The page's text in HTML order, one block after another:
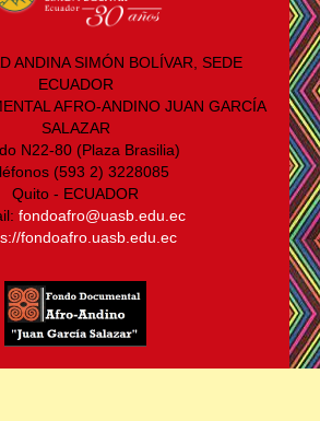
ANDINA SIMÓN BOLÍVAR, SEDE
ECUADOR
AFRO-ANDINO JUAN GARCÍA
SALAZAR
N22-80 (Plaza Brasilia)
(593 2) 3228085
Quito - ECUADOR
fondoafro@uasb.edu.ec
fondoafro.uasb.edu.ec